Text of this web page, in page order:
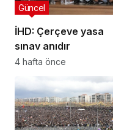
İHD: Çerçeve yasa
sınav anıdır
Güncel
4 hafta önce